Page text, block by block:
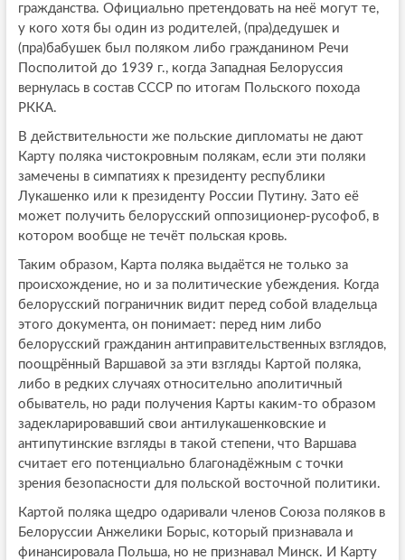
гражданства. Официально претендовать на неё могут те,
у кого хотя бы один из родителей, (пра)дедушек и
(пра)бабушек был поляком либо гражданином Речи
Посполитой до 1939 г., когда Западная Белоруссия
вернулась в состав СССР по итогам Польского похода
РККА.
В действительности же польские дипломаты не дают
Карту поляка чистокровным полякам, если эти поляки
замечены в симпатиях к президенту республики
Лукашенко или к президенту России Путину. Зато её
может получить белорусский оппозиционер-русофоб, в
котором вообще не течёт польская кровь.
Таким образом, Карта поляка выдаётся не только за
происхождение, но и за политические убеждения. Когда
белорусский пограничник видит перед собой владельца
этого документа, он понимает: перед ним либо
белорусский гражданин антиправительственных взглядов,
поощрённый Варшавой за эти взгляды Картой поляка,
либо в редких случаях относительно аполитичный
обыватель, но ради получения Карты каким-то образом
задекларировавший свои антилукашенковские и
антипутинские взгляды в такой степени, что Варшава
считает его потенциально благонадёжным с точки
зрения безопасности для польской восточной политики.
Картой поляка щедро одаривали членов Союза поляков в
Белоруссии Анжелики Борыс, который признавала и
финансировала Польша, но не признавал Минск. И Карту